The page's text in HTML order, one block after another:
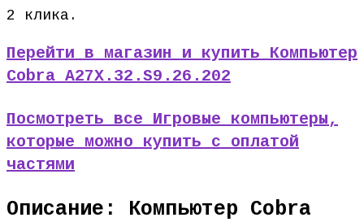
2 клика.
Перейти в магазин и купить Компьютер
Cobra A27X.32.S9.26.202
Посмотреть все Игровые компьютеры,
которые можно купить с оплатой
частями
Описание: Компьютер Cobra